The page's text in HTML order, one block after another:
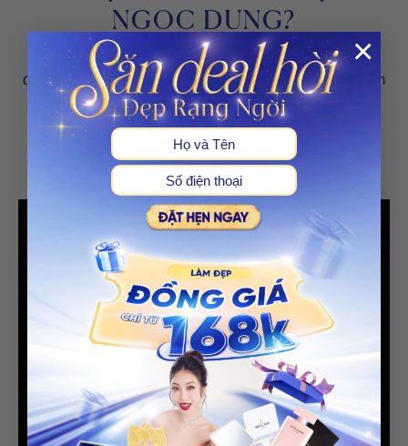
×
NGỌC DUNG?
Thẩm mỹ viện Ngọc Dung cung cấp dịch vụ làm đẹp
được xây dựng dựa trên trải nghiệm và cảm giác an tâm
của khách hàng, đồng hành cùng khách hàng trong và
sau quá trình điều trị.